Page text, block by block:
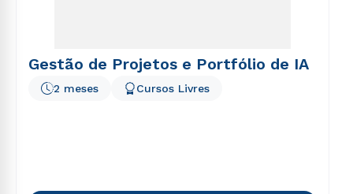
Gestão de Projetos e Portfólio de IA
2 meses Cursos Livres